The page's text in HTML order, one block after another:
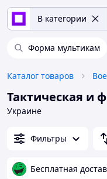
В категории
Форма мультикам
Каталог товаров
Тактическая и
Украине
Фильтры
Бесплатная